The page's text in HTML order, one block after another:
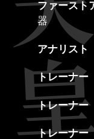
ファースト
器
アナリスト
トレーナー
トレーナー
トレーナー